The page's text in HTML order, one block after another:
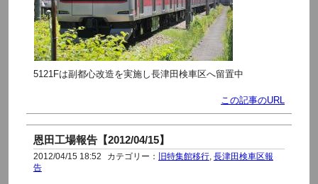
5121Fは副都心改造を実施し長津田検車区へ留置中
この記事のURL
恩田工場報告【2012/04/15】
2012/04/15 18:52 カテゴリー： 旧特集館移行, 長津田検車区報
告